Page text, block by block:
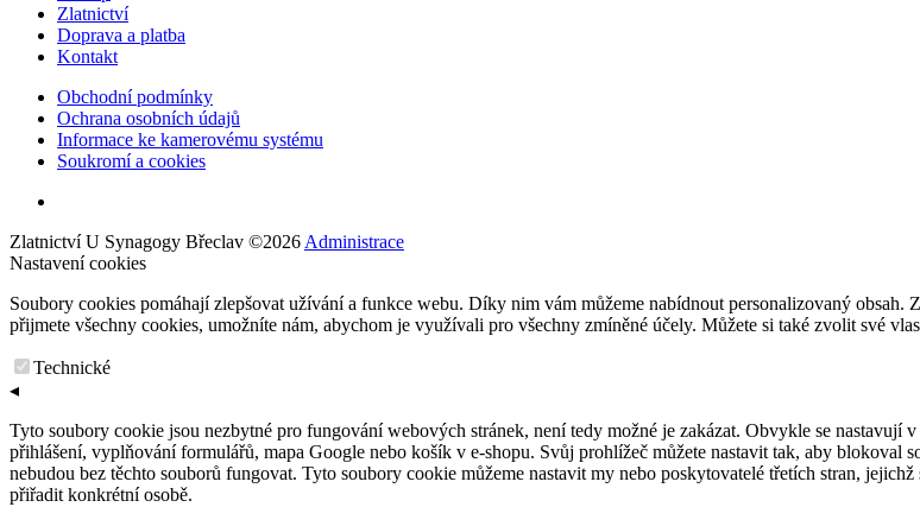
Zlatnictví
Doprava a platba
Kontakt
Obchodní podmínky
Ochrana osobních údajů
Informace ke kamerovému systému
Soukromí a cookies
Zlatnictví U Synagogy Břeclav ©2026Administrace
Nastavení cookies
Soubory cookies pomáhají zlepšovat užívání a funkce webu. Díky nim vám můžeme nabídnout personalizovaný obsah.
přijmete všechny cookies, umožníte nám, abychom je využívali pro všechny zmíněné účely. Můžete si také zvolit své
Technické
◂
Tyto soubory cookie jsou nezbytné pro fungování webových stránek, není tedy možné je zakázat. Obvykle se nastavují
přihlášení, vyplňování formulářů, mapa Google nebo košík v e-shopu. Svůj prohlížeč můžete nastavit tak, aby blokoval
nebudou bez těchto souborů fungovat. Tyto soubory cookie můžeme nastavit my nebo poskytovatelé třetích stran,
přiřadit konkrétní osobě.